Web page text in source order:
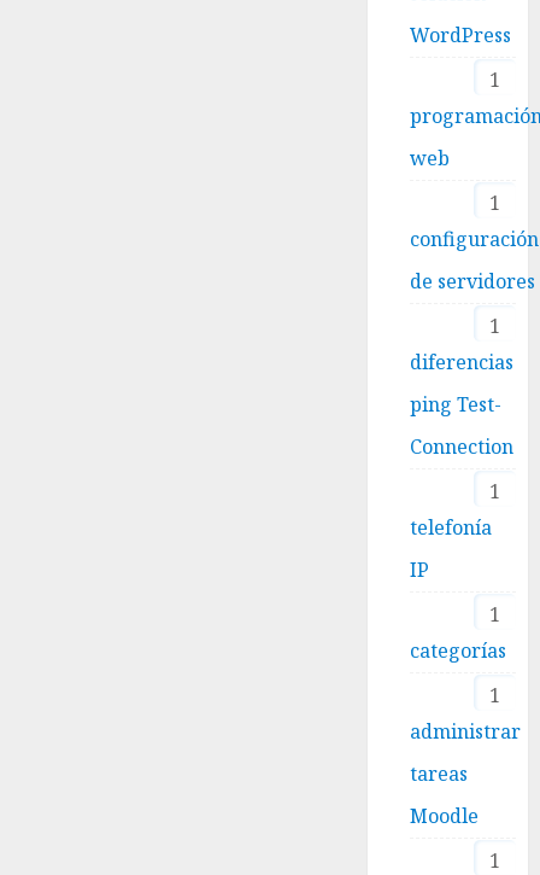
WordPress
1
web
1
configuración
de servidores
1
diferencias
ping Test-
Connection
1
telefonía
IP
1
categorías
1
administrar
tareas
Moodle
1